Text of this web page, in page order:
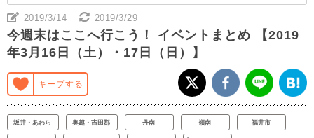
2019/3/14 2019/3/29
今週末はここへ行こう！ イベントまとめ 【2019
年3月16日（土）・17日（日）】
キープする
坂井・あわら 奥越・吉田郡 丹南 嶺南 福井市